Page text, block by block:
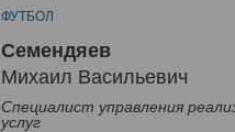
ФУТБОЛ
Семендяев
Михаил Васильевич
Специалист управления
услуг